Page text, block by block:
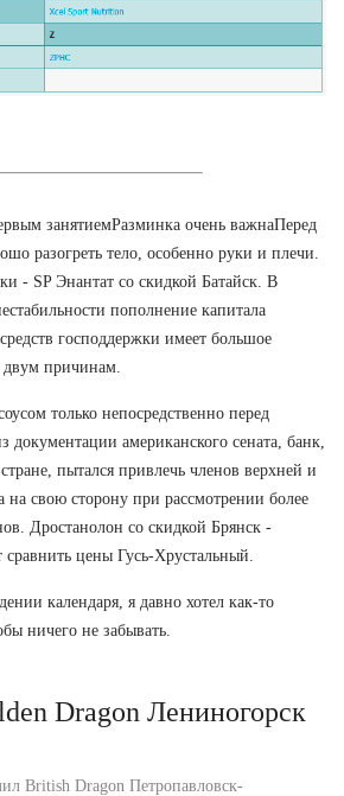
занятиемРазминка очень важнаПеред
разогреть тело, особенно руки и плечи.
- SP Энантат со скидкой Батайск. В
пополнение капитала
господдержки имеет большое
двум причинам.
только непосредственно перед
документации американского сената, банк,
пытался привлечь членов верхней и
на свою сторону при рассмотрении более
Дростанолон со скидкой Брянск -
цены Гусь-Хрустальный.
календаря, я давно хотел как-то
ничего не забывать.
Dragon Лениногорск
British Dragon Петропавловск-